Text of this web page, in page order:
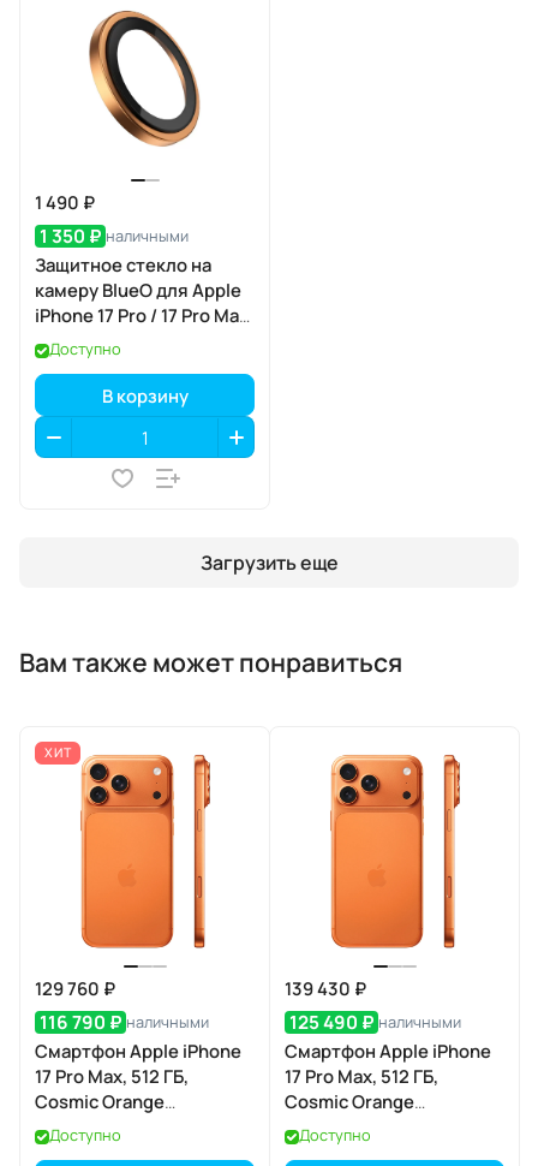
1 490 ₽
1 350 ₽ наличными
Защитное стекло на
камеру BlueO для Apple
iPhone 17 Pro / 17 Pro Max,
Aluminium, 3 шт., Orange
(оранжевый), с
аппликатором
Доступно
В корзину
Загрузить еще
Вам также может понравиться
ХИТ
129 760 ₽
116 790 ₽ наличными
Смартфон Apple iPhone
17 Pro Max, 512 ГБ,
Cosmic Orange
(Космический
оранжевый) Dual eSIM
Доступно
139 430 ₽
125 490 ₽ наличными
Смартфон Apple iPhone
17 Pro Max, 512 ГБ,
Cosmic Orange
(Космический
оранжевый) SIM+eSIM
Доступно